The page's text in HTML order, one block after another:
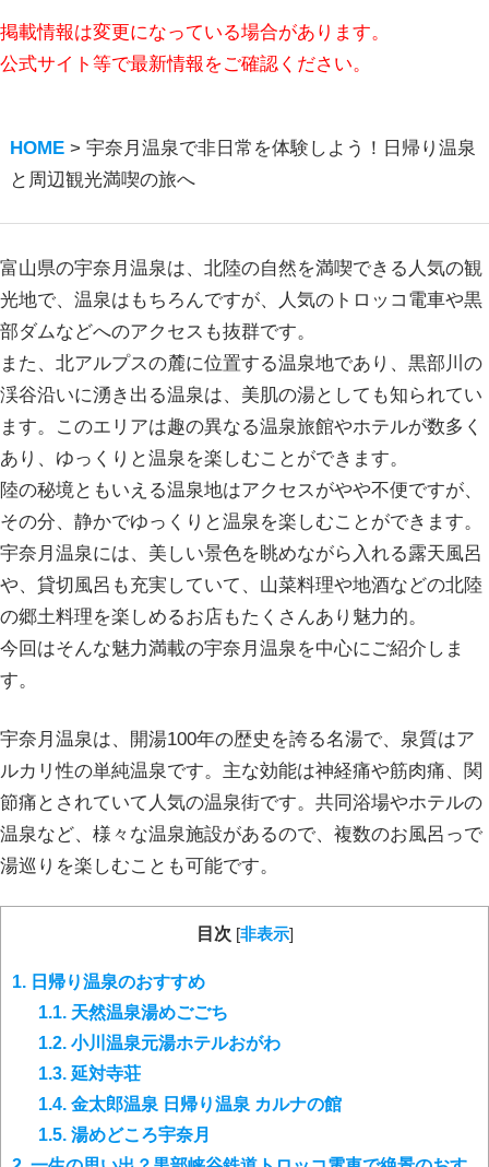
掲載情報は変更になっている場合があります。
公式サイト等で最新情報をご確認ください。
HOME> 宇奈月温泉で非日常を体験しよう！日帰り温泉
と周辺観光満喫の旅へ
富山県の宇奈月温泉は、北陸の自然を満喫できる人気の観
光地で、温泉はもちろんですが、人気のトロッコ電車や黒
部ダムなどへのアクセスも抜群です。
また、北アルプスの麓に位置する温泉地であり、黒部川の
渓谷沿いに湧き出る温泉は、美肌の湯としても知られてい
ます。このエリアは趣の異なる温泉旅館やホテルが数多く
あり、ゆっくりと温泉を楽しむことができます。
陸の秘境ともいえる温泉地はアクセスがやや不便ですが、
その分、静かでゆっくりと温泉を楽しむことができます。
宇奈月温泉には、美しい景色を眺めながら入れる露天風呂
や、貸切風呂も充実していて、山菜料理や地酒などの北陸
の郷土料理を楽しめるお店もたくさんあり魅力的。
今回はそんな魅力満載の宇奈月温泉を中心にご紹介しま
す。
宇奈月温泉は、開湯100年の歴史を誇る名湯で、泉質はア
ルカリ性の単純温泉です。主な効能は神経痛や筋肉痛、関
節痛とされていて人気の温泉街です。共同浴場やホテルの
温泉など、様々な温泉施設があるので、複数のお風呂っで
湯巡りを楽しむことも可能です。
目次 [非表示]
1. 日帰り温泉のおすすめ
1.1. 天然温泉湯めごごち
1.2. 小川温泉元湯ホテルおがわ
1.3. 延対寺荘
1.4. 金太郎温泉 日帰り温泉 カルナの館
1.5. 湯めどころ宇奈月